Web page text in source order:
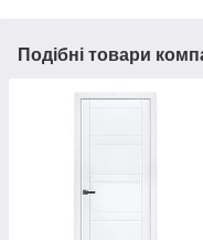
Подібні товари